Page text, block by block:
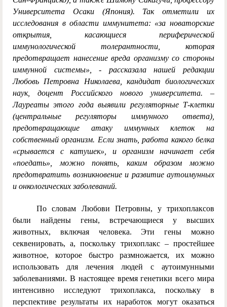
Университета Осаки (Япония). Так отметили их
исследования в области иммунитета: «за новаторские
открытия, касающиеся периферической
иммунологической толерантности, которая
предотвращает нанесение вреда организму со стороны
иммунной системы», - рассказала нашей редакции
Любовь Петровна Николаева, кандидат биологических
наук, доцент Российского нового университета. –
Лауреаты этого года выявили регуляторные Т-клетки
(центральные регуляторы иммунного ответа),
предотвращающие атаку иммунных клеток на
собственный организм. Если знать, работа какого белка
«срывается с катушек», и организм начинает себя
«поедать», можно понять, каким образом можно
предотвратить возникновение и развитие аутоимунных
и онкологических заболеваний.
По словам Любови Петровны, у трихоплаксов
были найдены гены, встречающиеся у высших
животных, включая человека. Эти гены можно
секвенировать, а, поскольку трихоплакс – простейшее
животное, которое быстро размножается, их можно
использовать для лечения людей с аутоимунными
заболеваниями. В настоящее время генетики всего мира
интенсивно исследуют трихоплакса, поскольку в
перспективе результаты их наработок могут оказаться